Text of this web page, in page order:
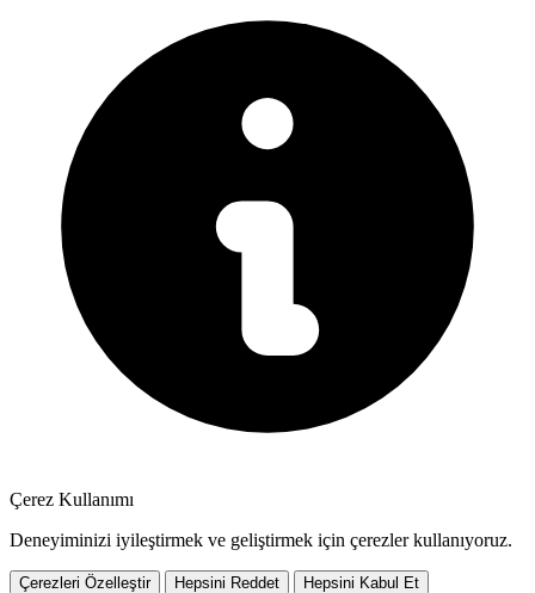
Çerez Kullanımı
Deneyiminizi iyileştirmek ve geliştirmek için çerezler kullanıyoruz.
Çerezleri Özelleştir Hepsini Reddet Hepsini Kabul Et